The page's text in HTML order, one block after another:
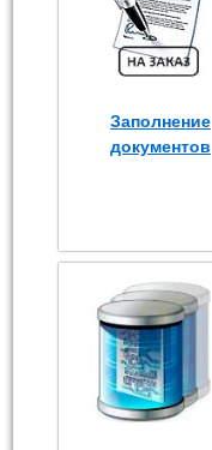
Заполнение
документов